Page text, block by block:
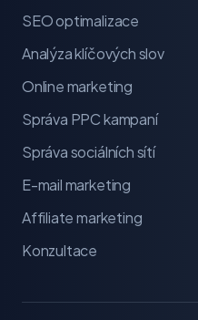
SEO optimalizace
Analýza klíčových slov
Online marketing
Správa PPC kampaní
Správa sociálních sítí
E-mail marketing
Affiliate marketing
Konzultace